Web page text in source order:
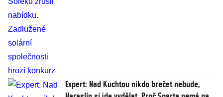
Expert: Nad Kuchtou nikdo brečet nebude,